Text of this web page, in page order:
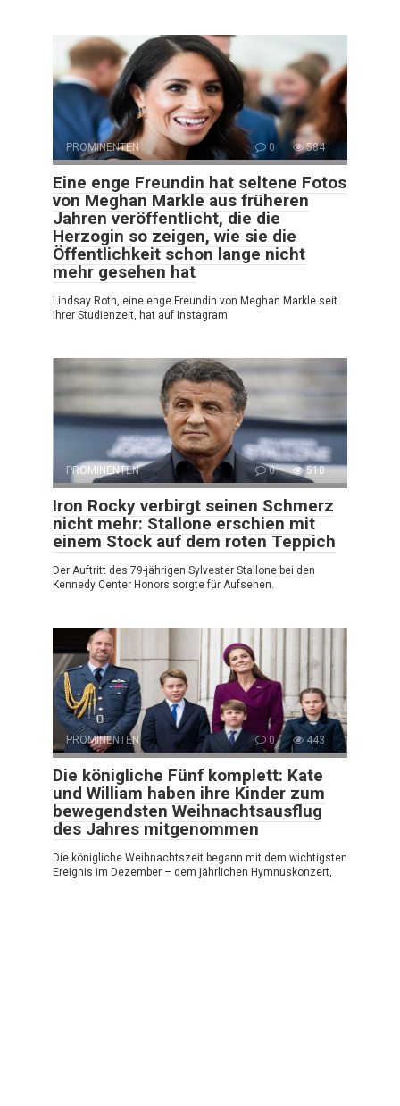
PROMINENTEN 0 584
Eine enge Freundin hat seltene Fotos
von Meghan Markle aus früheren
Jahren veröffentlicht, die die
Herzogin so zeigen, wie sie die
Öffentlichkeit schon lange nicht
mehr gesehen hat
Lindsay Roth, eine enge Freundin von Meghan Markle seit
ihrer Studienzeit, hat auf Instagram
PROMINENTEN 0 518
Iron Rocky verbirgt seinen Schmerz
nicht mehr: Stallone erschien mit
einem Stock auf dem roten Teppich
Der Auftritt des 79-jährigen Sylvester Stallone bei den
Kennedy Center Honors sorgte für Aufsehen.
PROMINENTEN 0 443
Die königliche Fünf komplett: Kate
und William haben ihre Kinder zum
bewegendsten Weihnachtsausflug
des Jahres mitgenommen
Die königliche Weihnachtszeit begann mit dem wichtigsten
Ereignis im Dezember – dem jährlichen Hymnuskonzert,